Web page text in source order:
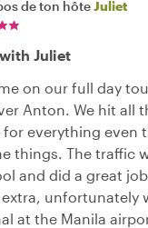
de ton hôteJuliet
Juliet
on our full day
Anton. We hit all
everything even
things. The traffic
and did a great
unfortunately
at the Manila